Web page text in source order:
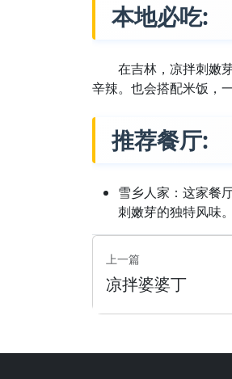
本地必吃:
在吉林，凉拌刺嫩
辛辣。也会搭配米饭，
推荐餐厅:
雪乡人家：这家餐
刺嫩芽的独特风味
上一篇
凉拌婆婆丁